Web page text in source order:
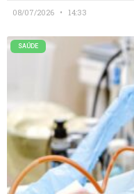
08/07/2026 14:33
SAÚDE